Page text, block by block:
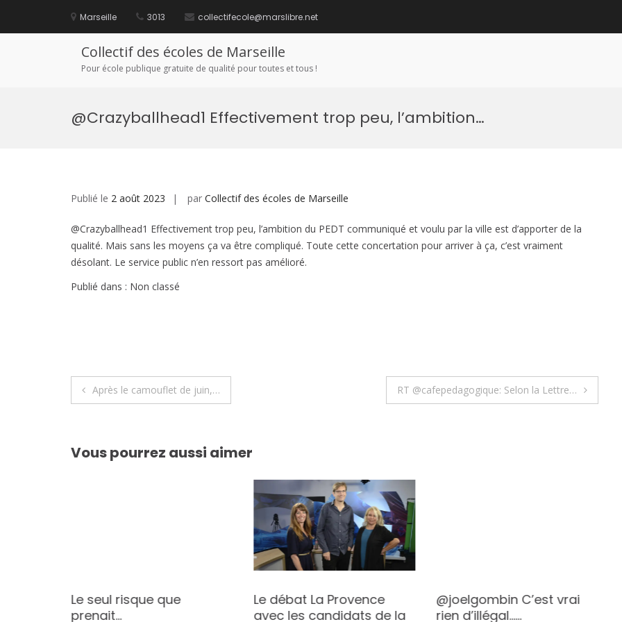
contenu
Marseille 3013 collectifecole@marslibre.net
Collectif des écoles de Marseille
Pour école publique gratuite de qualité pour toutes et tous !
@Crazyballhead1 Effectivement trop peu, l’ambition…
Publié le 2 août 2023 par Collectif des écoles de Marseille
@Crazyballhead1 Effectivement trop peu, l’ambition du PEDT communiqué et voulu par la ville est d’apporter de la
qualité. Mais sans les moyens ça va être compliqué. Toute cette concertation pour arriver à ça, c’est vraiment
désolant. Le service public n’en ressort pas amélioré.
Publié dans : Non classé
Navigation
l’article
Après le camouflet de juin,… RT @cafepedagogique: Selon la Lettre…
Vous pourrez aussi aimer
Le seul risque que
prenait…
Le débat La Provence
avec les candidats de la
@joelgombin C’est vrai
rien d’illégal……